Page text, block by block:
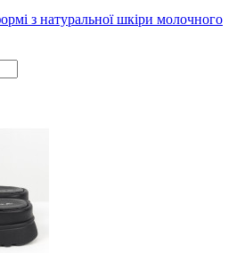
з натуральної шкіри молочного